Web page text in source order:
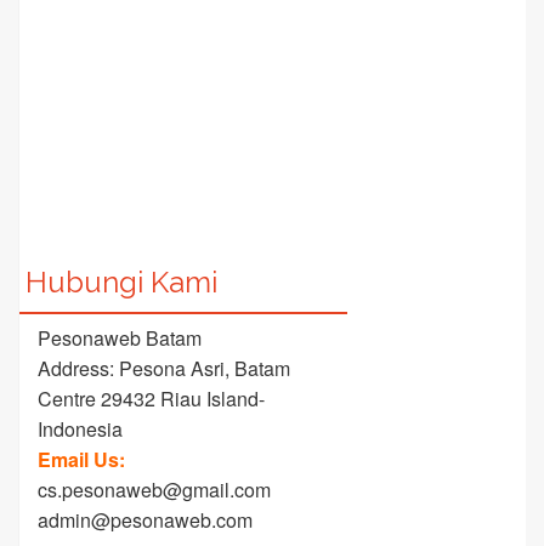
Hubungi Kami
Pesonaweb Batam
Address: Pesona Asri, Batam
Centre 29432 Riau Island-
Indonesia
Email Us:
cs.pesonaweb@gmail.com
admin@pesonaweb.com